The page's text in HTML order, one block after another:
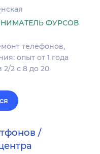
ФУРСОВ
телефонов,
опыт от 1 года
2/2 с 8 до 20
/